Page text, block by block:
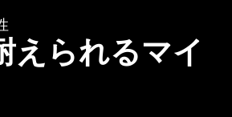
えられるマイ